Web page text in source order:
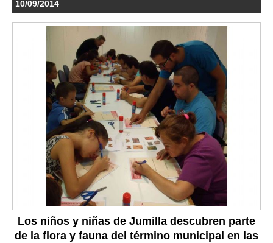
10/09/2014
Los niños y niñas de Jumilla descubren parte
de la flora y fauna del término municipal en las